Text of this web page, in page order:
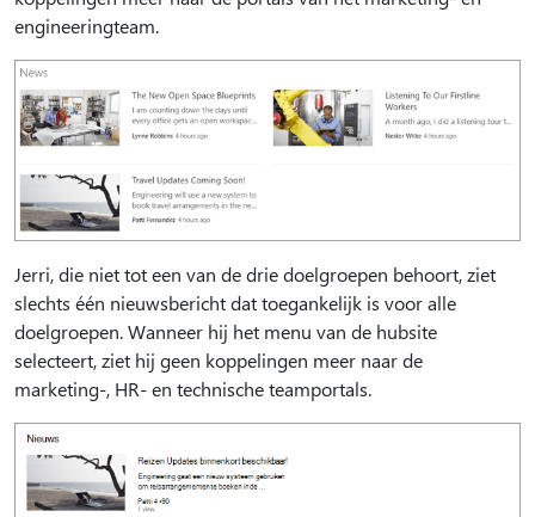
engineeringteam.
Jerri, die niet tot een van de drie doelgroepen behoort, ziet
slechts één nieuwsbericht dat toegankelijk is voor alle
doelgroepen. Wanneer hij het menu van de hubsite
selecteert, ziet hij geen koppelingen meer naar de
marketing-, HR- en technische teamportals.